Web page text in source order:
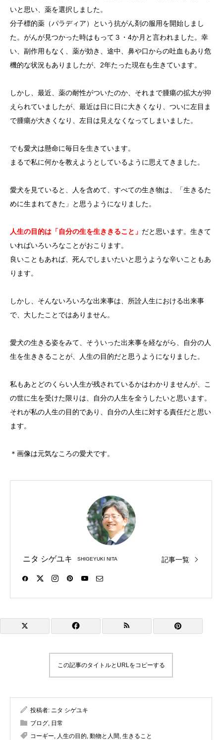
いと思い、薬を選択しました。
分子標的薬（パラディア）という抗がん剤の服用を開始しまし
た。がんが見つかった時はもって３・4か月と言われました。幸
い、副作用もなく、薬が効き、途中、鼻や口からの吐血もあり危
機的な状況もありましたが、2年たった現在も生きています。
しかし、最近、薬の耐性がついたのか、それまで腫瘍の拡大が抑
えられていましたが、最近は日に日に大きくなり、ついに左目ま
で腫瘍が大きくなり、左目は見えなくなってしまいました。
でも愛犬は懸命に毎日を生きています。
まるで私に何かを教えようとしているように思えてきました。
愛犬を見ていると、人を含めて、すべての生き物は、「生きるた
めに生まれてきた」と思うようになりました。
人生の目的は「自分の生を生ききること」 だと思います。生きて
いればいろいろなことがおこります。
良いこともあれば、死んでしまいたいと思うような辛いこともあ
ります。
しかし、そんないろいろな出来事は、所詮人生における出来事
で、大したことではありません。
愛犬の生きる姿をみて、そういった出来事を経ながら、自分の人
生を生ききることが、人生の目的だと思うようになりました。
私もあとどのくらい人生が残されているかはわかりませんが、こ
の世に生を受けた限りは、自分の人生を全うしたいと思います。
それが私の人生の目的であり、自分の人生に対する責任だと思い
ます。
＊画像は元気なころの愛犬です。
ニタ シゲユキ SHIGEYUKI NITA 記事一覧
この記事のタイトルとURLをコピーする
投稿者: ニタ シゲユキ
ブログ, 日常
コーギー, 人生の目的, 動物と人間, 生きること